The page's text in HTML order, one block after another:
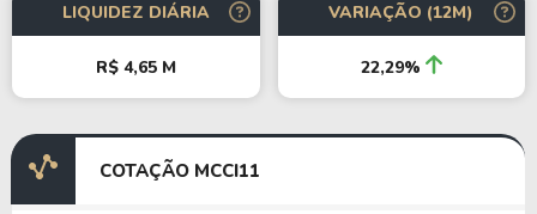
LIQUIDEZ DIÁRIA
R$ 4,65 M
VARIAÇÃO (12M)
22,29%
COTAÇÃO MCCI11